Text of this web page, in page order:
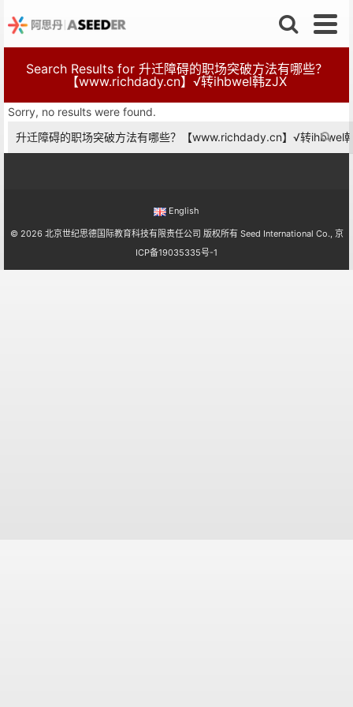
Search Results for 升迁障碍的职场突破方法有哪些？
【www.richdady.cn】√转ihbwel韩zJX
Sorry, no results were found.
Search
English
© 2026 北京世纪思德国际教育科技有限责任公司 版权所有 Seed International Co., 京
ICP备19035335号-1